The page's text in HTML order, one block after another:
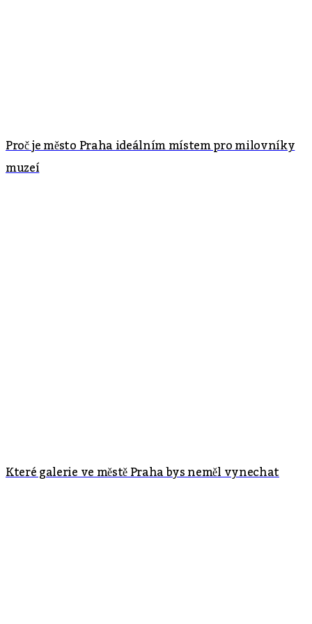
Proč je město Praha ideálním místem pro milovníky
muzeí
Které galerie ve městě Praha bys neměl vynechat